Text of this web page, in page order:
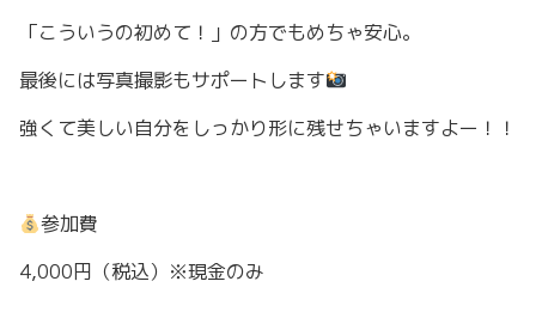
「こういうの初めて！」の方でもめちゃ安心。
最後には写真撮影もサポートします
強くて美しい自分をしっかり形に残せちゃいますよー！！
参加費
4,000円（税込） ※現金のみ